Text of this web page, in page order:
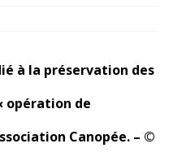
à la préservation des
opération de
Canopée. – ©